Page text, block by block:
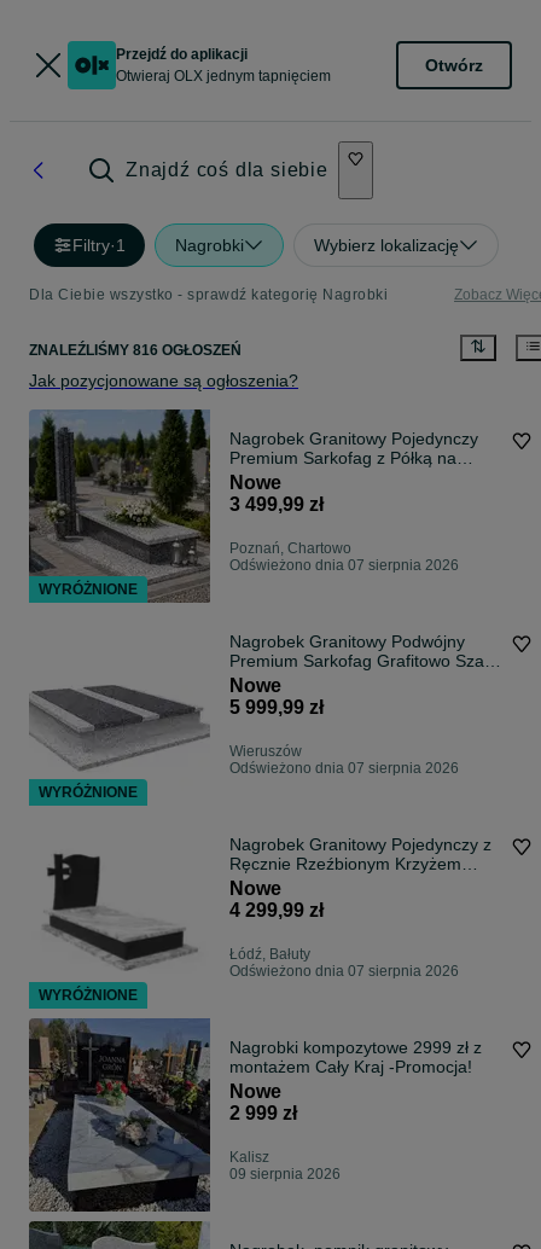
Przejdź do aplikacji
Otwieraj OLX jednym tapnięciem
Otwórz
Znajdź coś dla siebie
Filtry·1 Nagrobki Wybierz lokalizację
Dla Ciebie wszystko - sprawdź kategorię Nagrobki Zobacz
ZNALEŹLIŚMY 816 OGŁOSZEŃ
Jak pozycjonowane są ogłoszenia?
Nagrobek Granitowy Pojedynczy
Premium Sarkofag z Półką na
Znicze Grafitowo Szary z
Montażem w Całej Polsce | LST
Kamieniarstwo
Nowe
3 499,99 zł
Poznań, Chartowo
Odświeżono dnia 07 sierpnia 2026
Nagrobek Granitowy Podwójny
Premium Sarkofag Grafitowo Szary
z Montażem w Całej Polsce | LST
Kamieniarstwo
Nowe
5 999,99 zł
Wieruszów
Odświeżono dnia 07 sierpnia 2026
Nagrobek Granitowy Pojedynczy z
Ręcznie Rzeźbionym Krzyżem
Czarno - Biały Pomnik PREMIUM z
Transportem i Montażem w Całej
Polsce | LST Kamieniarstwo
Nowe
4 299,99 zł
Łódź, Bałuty
Odświeżono dnia 07 sierpnia 2026
Nagrobki kompozytowe 2999 zł z
montażem Cały Kraj -Promocja!
Nowe
2 999 zł
Kalisz
09 sierpnia 2026
WYRÓŻNIONE
WYRÓŻNIONE
WYRÓŻNIONE